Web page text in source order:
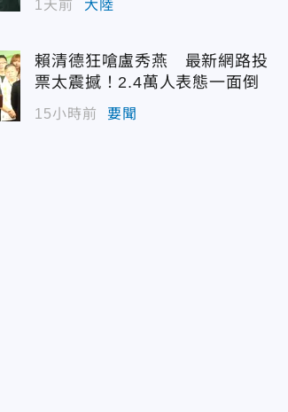
1天前 大陸
賴清德狂嗆盧秀燕 最新網路投
票太震撼！2.4萬人表態一面倒
15小時前 要聞